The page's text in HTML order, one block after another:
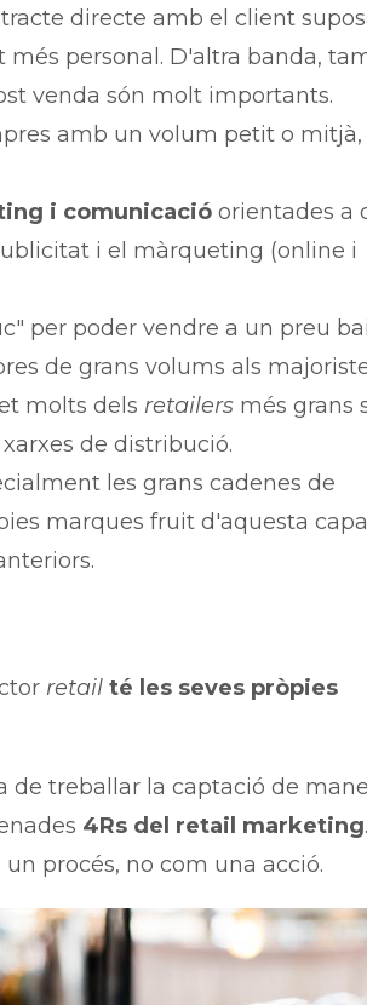
tracte directe amb el client
personal. D'altra banda,
venda són molt importants.
amb un volum petit o mitjà,
i comunicacióorientades a
i el màrqueting (online i
per poder vendre a un preu
de grans volums als
molts dels retailersmés grans
de distribució.
les grans cadenes de
marques fruit d'aquesta
retail té les seves pròpies
treballar la captació de
4Rs del retail marketing
procés, no com una acció.